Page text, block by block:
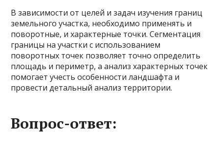
В зависимости от целей и задач изучения границ
земельного участка, необходимо применять и
поворотные, и характерные точки. Сегментация
границы на участки с использованием
поворотных точек позволяет точно определить
площадь и периметр, а анализ характерных точек
помогает учесть особенности ландшафта и
провести детальный анализ территории.
Вопрос-ответ: